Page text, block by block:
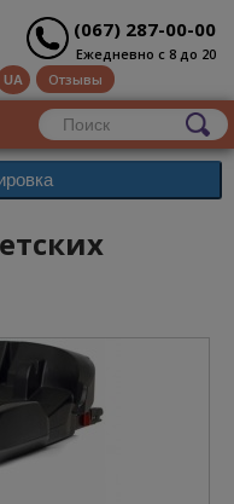
(067) 287-00-00
Ежедневно с 8 до 20
UA Отзывы